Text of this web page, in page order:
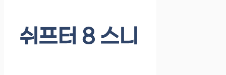
쉬프터 8 스니